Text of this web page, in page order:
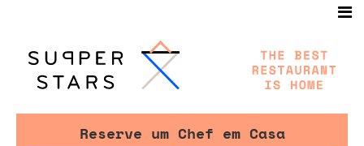
Reserve um Chef em Casa